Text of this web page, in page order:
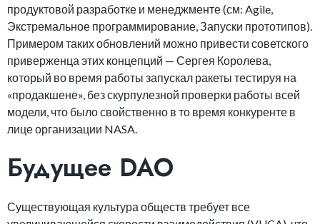
продуктовой разработке и менеджменте (см: Agile,
Экстремальное программирование, Запуски прототипов).
Примером таких обновлений можно привести советского
приверженца этих концепций — Сергея Королева,
который во время работы запускал ракеты тестируя на
«продакшене», без скурпулезной проверки работы всей
модели, что было свойственно в то время конкуренте в
лице организации NASA.
Будущее DAO
Существующая культура обществ требует все